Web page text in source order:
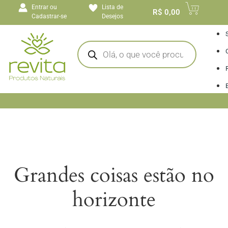
conteúdoEntrar ou
Cadastrar-se
Lista de
Desejos
R$ 0,00
Grandes coisas estão no
horizonte